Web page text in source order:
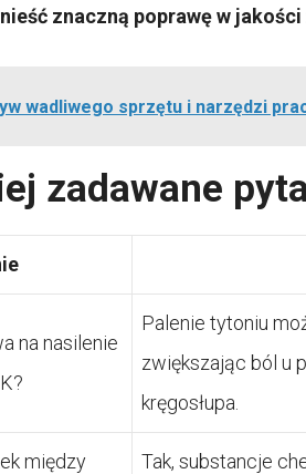
znaczną poprawę w
wadliwego sprzętu i narzędzi
zadawane
na nasilenie
Palenie tytoniu
zwiększając ból u
kręgosłupa.
między
Tak, substancje